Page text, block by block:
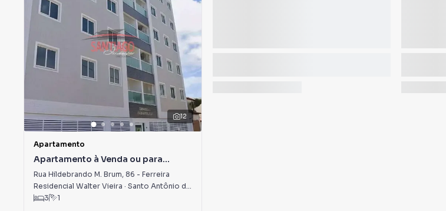
12
Apartamento
Apartamento à Venda ou para
Alugar em Ferreira
Rua Hildebrando M. Brum, 86 - Ferreira
Residencial Walter Vieira · Santo Antônio de Pádua
3
1